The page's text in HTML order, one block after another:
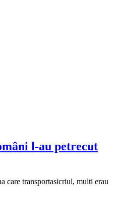
l-au petrecut
care transportasicriul, multi erau